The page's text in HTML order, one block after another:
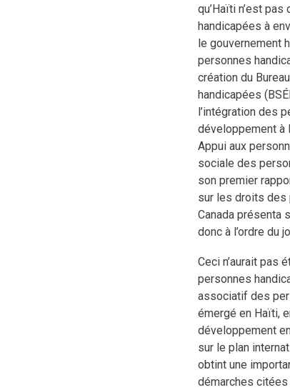
qu’Haïti n’est
handicapées à
le gouvernement
personnes
création du
handicapées
l’intégration des
développement à
Appui aux
sociale des
son premier
sur les droits des
Canada présenta
donc à l’ordre du
Ceci n’aurait pas
personnes
associatif des
émergé en Haïti,
développement
sur le plan
obtint une
démarches